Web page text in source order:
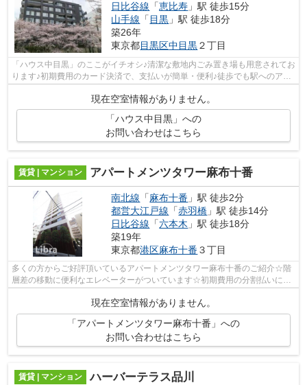
日比谷線 「恵比寿 」駅 徒歩15分
山手線 「 目黒 」駅 徒歩18分
築26年
東京都目黒区中目黒２丁目
「ハウス中目黒」のここがイチオシ♪清潔な敷地内ごみ置き場も用意されてお
ります♪初期費用のカード決済で、支払いが簡単・便利♪徒歩でも駅へのアク
セスが可能な、10分に立地する物件で...
現在空室情報がありません。
「ハウス中目黒」への
お問い合わせはこちら
賃貸 | マンション アパートメンツタワー麻布十番
南北線 「麻布十番 」駅 徒歩2分
都営大江戸線 「赤羽橋 」駅 徒歩14分
日比谷線 「六本木 」駅 徒歩18分
築19年
東京都港区麻布十番 ３丁目
多くの方からご好評頂いているアパートメンツタワー麻布十番のご紹介☆階
層差の移動に便利なエレベーターがついています☆初期費用の分割払いにも
現在空室情報がありません。
「アパートメンツタワー麻布十番」への
お問い合わせはこちら
賃貸 | マンション ハーバーテラス品川